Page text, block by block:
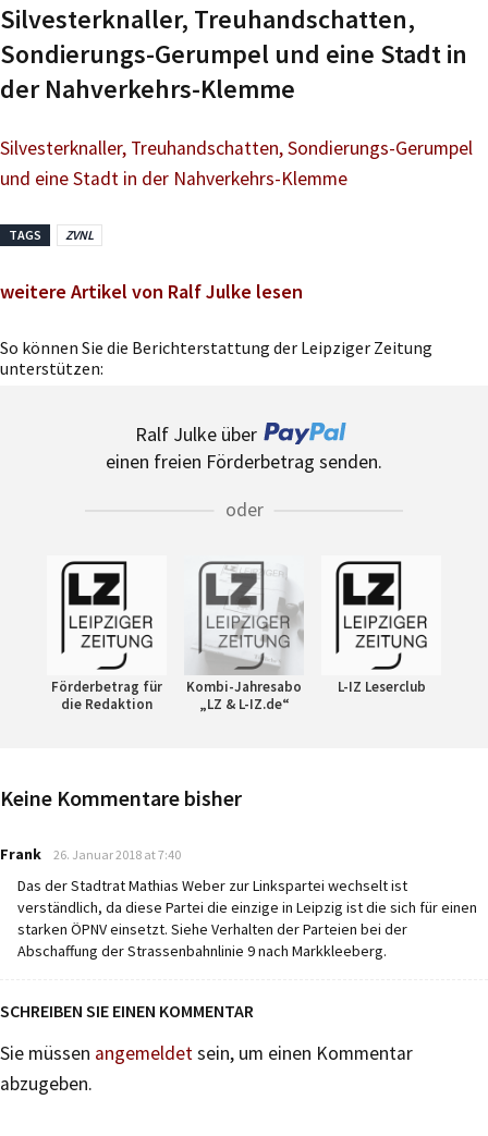
Silvesterknaller, Treuhandschatten,
Sondierungs-Gerumpel und eine Stadt in
der Nahverkehrs-Klemme
Silvesterknaller, Treuhandschatten, Sondierungs-Gerumpel
und eine Stadt in der Nahverkehrs-Klemme
TAGS ZVNL
weitere Artikel von Ralf Julke lesen
So können Sie die Berichterstattung der Leipziger Zeitung
unterstützen:
Ralf Julke über
einen freien Förderbetrag senden.
oder
Förderbetrag für
die Redaktion
Kombi-Jahresabo
„LZ & L-IZ.de“
L-IZ Leserclub
Keine Kommentare bisher
Frank says:
26. Januar 2018 at 7:40
Das der Stadtrat Mathias Weber zur Linkspartei wechselt ist
verständlich, da diese Partei die einzige in Leipzig ist die sich für einen
starken ÖPNV einsetzt. Siehe Verhalten der Parteien bei der
Abschaffung der Strassenbahnlinie 9 nach Markkleeberg.
SCHREIBEN SIE EINEN KOMMENTAR
Sie müssen angemeldetsein, um einen Kommentar
abzugeben.